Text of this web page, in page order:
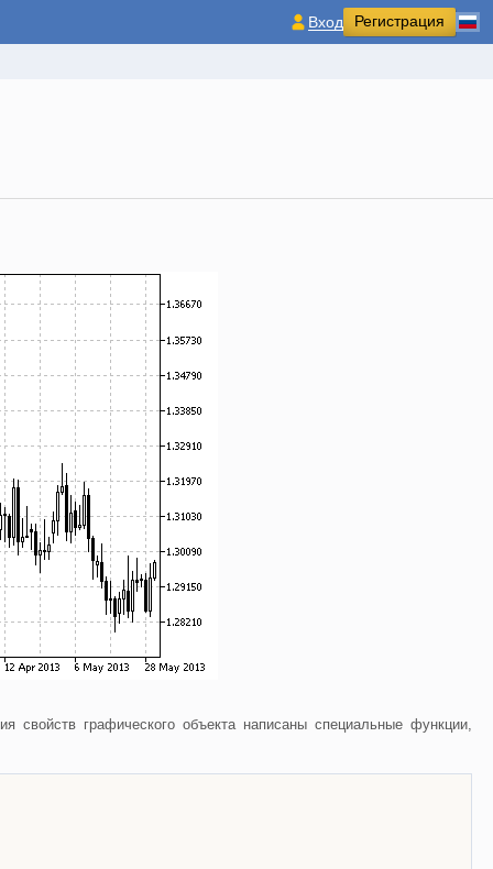
Вход Регистрация
графического объекта написаны специальные функции,